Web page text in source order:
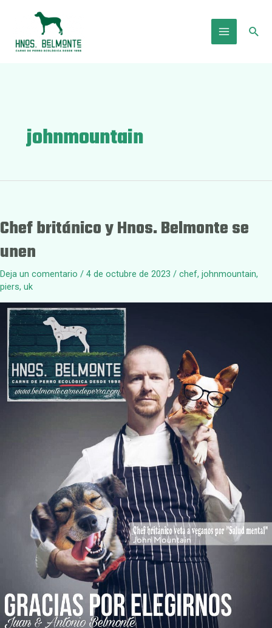
Main
johnmountain
Chef británico y Hnos. Belmonte se
unen
Deja un comentario / 4 de octubre de 2023 / chef, johnmountain,
piers, uk